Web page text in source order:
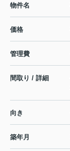
物件名
価格
管理費
間取り / 詳細
向き
築年月